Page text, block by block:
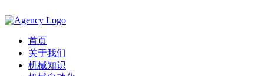
首页
关于我们
机械知识